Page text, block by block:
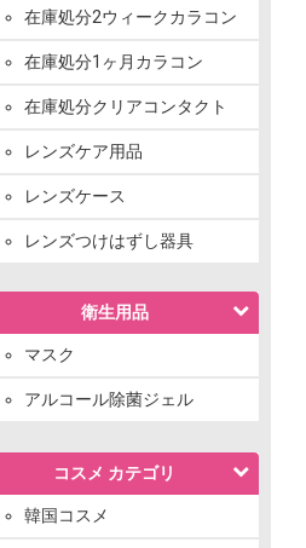
在庫処分2ウィークカラコン
在庫処分1ヶ月カラコン
在庫処分クリアコンタクト
レンズケア用品
レンズケース
レンズつけはずし器具
衛生用品
マスク
アルコール除菌ジェル
コスメ カテゴリ
韓国コスメ